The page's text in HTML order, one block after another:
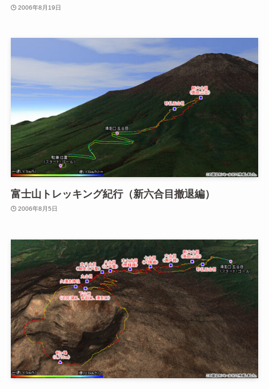
2006年8月19日
富士山トレッキング紀行（新六合目撤退編）
2006年8月5日